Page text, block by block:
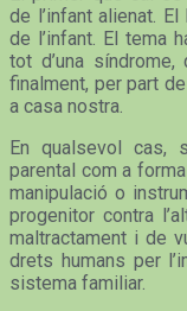
de l’infant alienat.
de l’infant. El tema
tot d’una
finalment, per part
a casa nostra.
En qualsevol cas,
parental com a
manipulació o
progenitor contra
maltractament i de
drets humans per
sistema familiar.